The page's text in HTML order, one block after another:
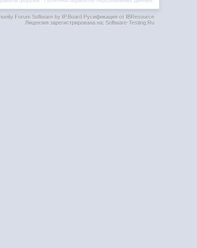
Forum Software by IP.BoardРусификация от IBResource
Лицензия зарегистрирована на: Software-Testing.Ru